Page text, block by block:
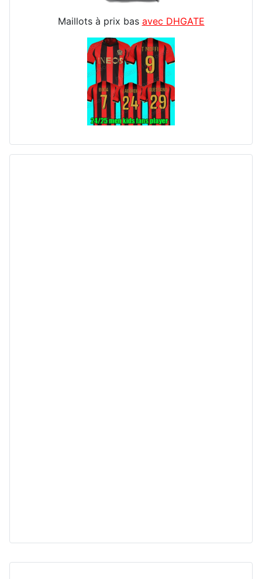
Maillots à prix bas avec DHGATE